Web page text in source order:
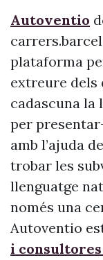
Autoventio
plataforma
extreure dels
cadascuna la
per
amb l’ajuda
trobar les
llenguatge
només una
Autoventio
i